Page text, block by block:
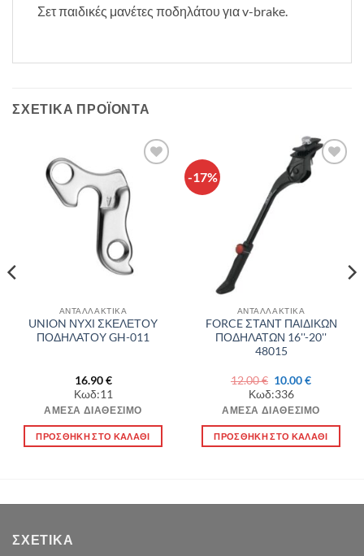
Σετ παιδικές μανέτες ποδηλάτου για v-brake.
ΣΧΕΤΙΚΆ ΠΡΟΪΌΝΤΑ
Πρόσθήκη
στην λίστα
επιθυμιών
ΑΝΤΑΛΛΑΚΤΙΚΑ
UNION ΝΥΧΙ ΣΚΕΛΕΤΟΥ
ΠΟΔΗΛΑΤΟΥ GH-011
16.90€
Κωδ:11
ΆΜΕΣΑ ΔΙΑΘΈΣΙΜΟ
ΠΡΟΣΘΉΚΗ ΣΤΟ ΚΑΛΆΘΙ
-17%
Πρόσθήκη
στην λίστα
ΑΝΤΑΛΛΑΚΤΙΚΑ
FORCE ΣΤΑΝΤ ΠΑΙΔΙΚΩΝ
ΠΟΔΗΛΑΤΩΝ 16''-20''
48015
12.00€ Original
price
was:
12.00 €.
10.00€Η
είναι:
Κωδ:336
ΆΜΕΣΑ ΔΙΑΘΈΣΙΜΟ
ΠΡΟΣΘΉΚΗ ΣΤΟ ΚΑΛΆΘΙ
ΣΧΕΤΙΚΆ